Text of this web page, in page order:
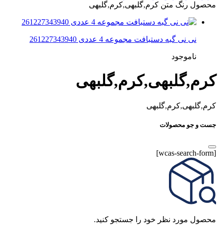
محصول رنگ متن کرم,گلبهی,کرم,گلبهی
نی نی گبه دستبافت مجموعه 4 عددی 261227343940
ناموجود
کرم,گلبهی,کرم,گلبهی
کرم,گلبهی,کرم,گلبهی
جست و جو محصولات
[wcas-search-form]
محصول مورد نظر خود را جستجو کنید.